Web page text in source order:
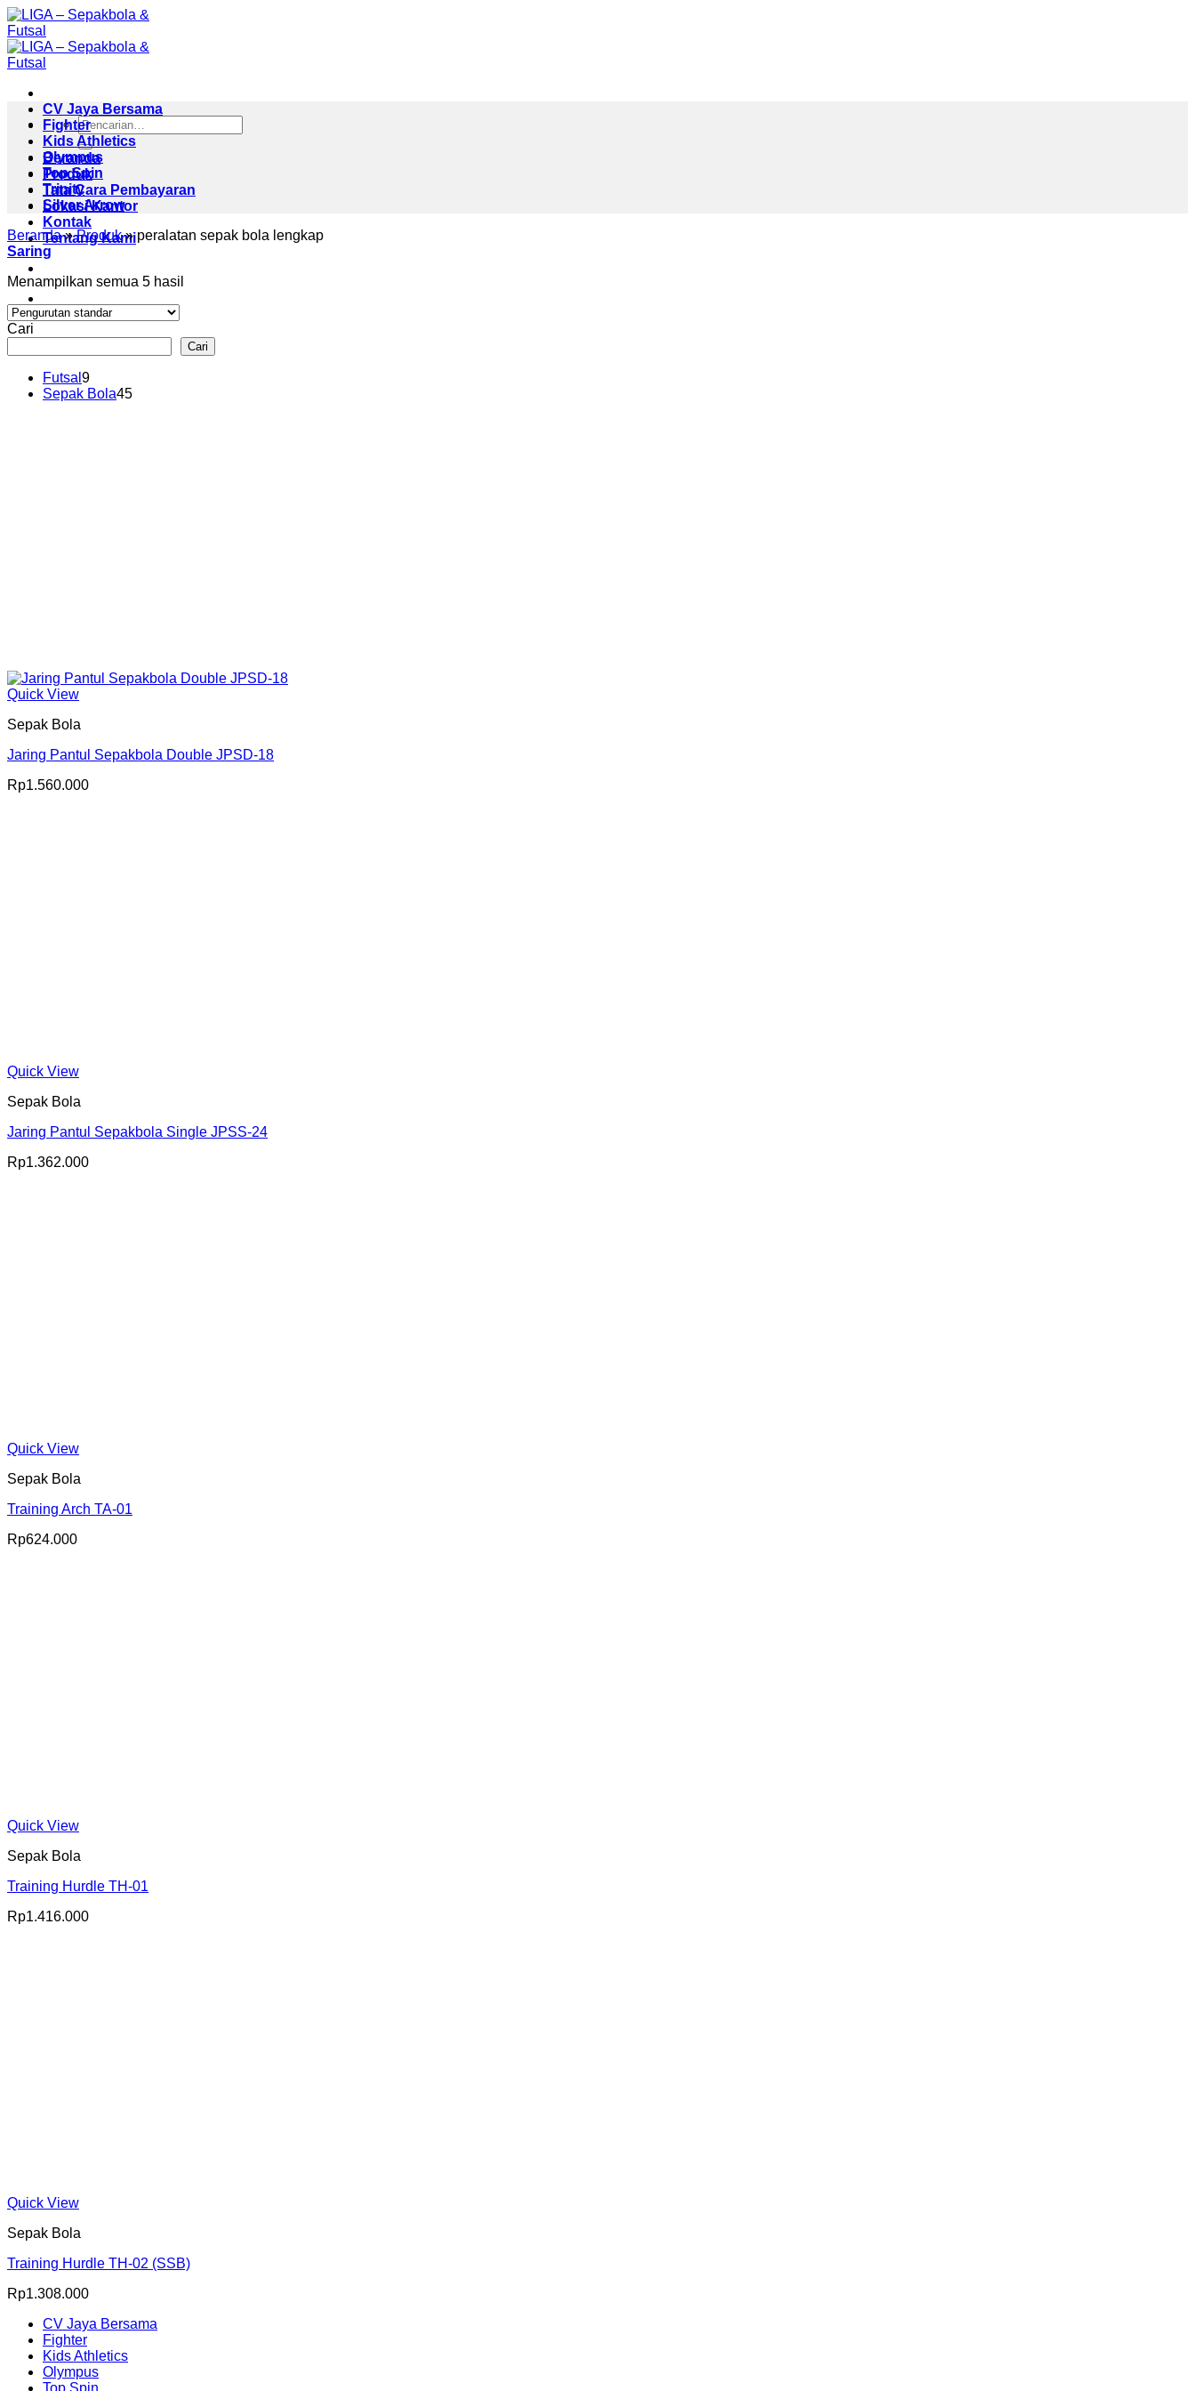
Skip
to
content
Pencarian
untuk:
Beranda
Produk
Tata Cara Pembayaran
Lokasi Kantor
Kontak
Tentang Kami
CV Jaya Bersama
Fighter
Kids Athletics
Olympus
Top Spin
Trinity
Silver Arrow
Beranda » Produk » peralatan sepak bola lengkap
Saring
Menampilkan semua 5 hasil
Cari
Cari
Futsal 99
Produk
Sepak Bola4545
Quick View
Sepak Bola
Jaring Pantul Sepakbola Double JPSD-18
Rp1.560.000
Quick View
Sepak Bola
Jaring Pantul Sepakbola Single JPSS-24
Rp1.362.000
Quick View
Sepak Bola
Training Arch TA-01
Rp624.000
Quick View
Sepak Bola
Training Hurdle TH-01
Rp1.416.000
Quick View
Sepak Bola
Training Hurdle TH-02 (SSB)
Rp1.308.000
CV Jaya Bersama
Fighter
Kids Athletics
Olympus
Top Spin